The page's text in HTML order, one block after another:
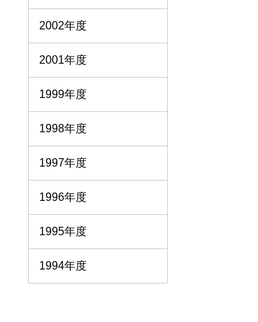
2002年度
2001年度
1999年度
1998年度
1997年度
1996年度
1995年度
1994年度